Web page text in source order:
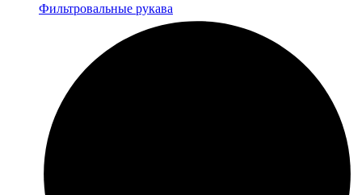
Фильтровальные рукава